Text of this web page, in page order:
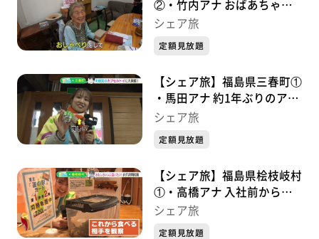
②・竹内アナ おばあちゃん
のお茶会に潜入！まさかの正
シェア旅
定額見放題
【シェア旅】福島県三春町①
・馬田アナ 約1年ぶりのアポ
なしロケスタート(2024/1/4)
シェア旅
定額見放題
【シェア旅】福島県桧枝岐村
①・高橋アナ 入社前から行
きたかった檜枝岐村でやりた
シェア旅
定額見放題